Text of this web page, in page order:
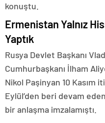
konuştu.
Ermenistan Yalnız
Yaptık
Rusya Devlet Başkanı
Cumhurbaşkanı İlham
Nikol Paşinyan 10 Kasım
Eylül’den beri devam
bir anlaşma imzalamıştı.